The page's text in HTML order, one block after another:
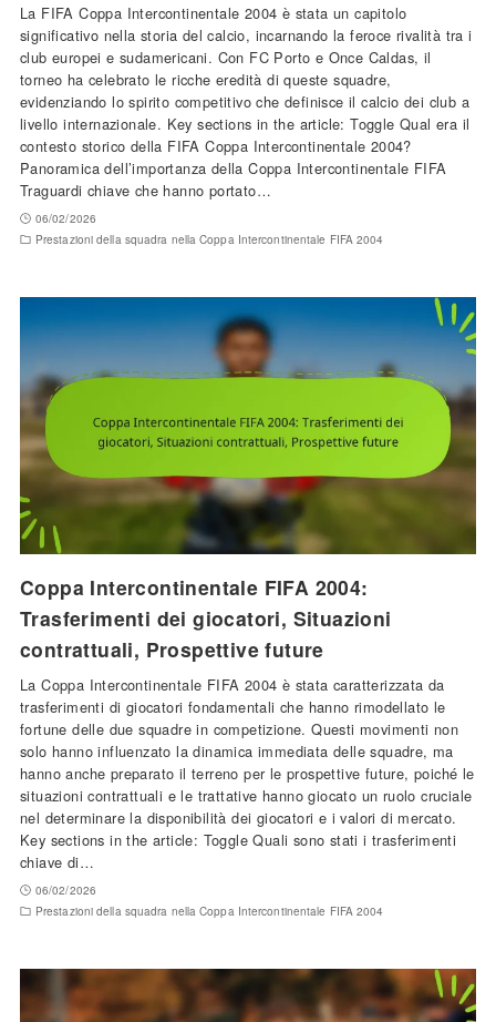
La FIFA Coppa Intercontinentale 2004 è stata un capitolo
significativo nella storia del calcio, incarnando la feroce rivalità tra i
club europei e sudamericani. Con FC Porto e Once Caldas, il
torneo ha celebrato le ricche eredità di queste squadre,
evidenziando lo spirito competitivo che definisce il calcio dei club a
livello internazionale. Key sections in the article: Toggle Qual era il
contesto storico della FIFA Coppa Intercontinentale 2004?
Panoramica dell’importanza della Coppa Intercontinentale FIFA
Traguardi chiave che hanno portato…
06/02/2026
Prestazioni della squadra nella Coppa Intercontinentale FIFA 2004
Coppa Intercontinentale FIFA 2004:
Trasferimenti dei giocatori, Situazioni
contrattuali, Prospettive future
La Coppa Intercontinentale FIFA 2004 è stata caratterizzata da
trasferimenti di giocatori fondamentali che hanno rimodellato le
fortune delle due squadre in competizione. Questi movimenti non
solo hanno influenzato la dinamica immediata delle squadre, ma
hanno anche preparato il terreno per le prospettive future, poiché le
situazioni contrattuali e le trattative hanno giocato un ruolo cruciale
nel determinare la disponibilità dei giocatori e i valori di mercato.
Key sections in the article: Toggle Quali sono stati i trasferimenti
chiave di…
06/02/2026
Prestazioni della squadra nella Coppa Intercontinentale FIFA 2004